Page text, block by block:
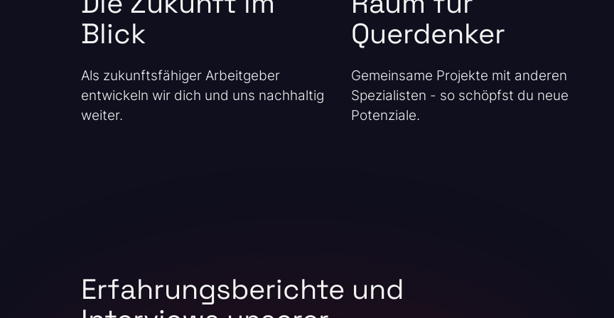
Blick
Als zukunftsfähiger Arbeitgeber
entwickeln wir dich und uns nachhaltig
weiter.
Querdenker
Gemeinsame Projekte mit anderen
Spezialisten - so schöpfst du neue
Potenziale.
Erfahrungsberichte und